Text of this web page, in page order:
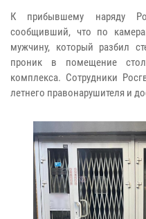
К прибывшему наряду
сообщивший, что по
мужчину, который разбил
проник в помещение
комплекса. Сотрудники
летнего правонарушителя и